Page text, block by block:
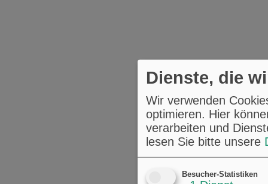
Dienste, die
Wir verwenden
optimieren. Hier
verarbeiten und
lesen Sie bitte unsere
Besucher-Statistiken